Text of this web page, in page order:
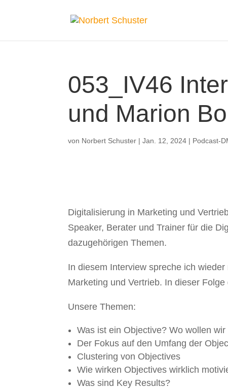
053_IV46
und Marion
von Norbert Schuster |Jan. 12, 2024 | Podcast-
Digitalisierung in Marketing und
Speaker, Berater und Trainer für die
dazugehörigen Themen.
In diesem Interview spreche ich
Marketing und Vertrieb. In dieser
Unsere Themen:
Was ist ein Objective? Wo wollen
Der Fokus auf den Umfang der
Clustering von Objectives
Wie wirken Objectives wirklich
Was sind Key Results?